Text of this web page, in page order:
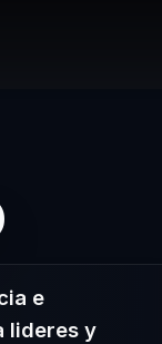
–
e
lideres y